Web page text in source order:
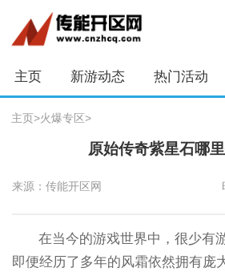
主页 新游动态 热门活动
主页>火爆专区>
原始传奇紫星石哪
来源：传能开区网
在当今的游戏世界中，很少有
即便经历了多年的风霜依然拥有庞